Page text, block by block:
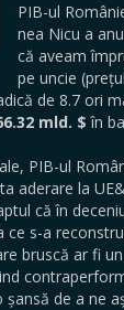
PIB-ul
nea Nicu a
că aveam
pe uncie
de 8.7 ori
mld. $ în
PIB-ul
aderare la
că în
ce s-a
bruscă ar fi
de a ne